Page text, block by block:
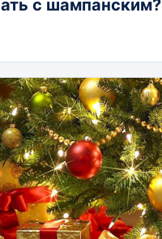
с шампанским?